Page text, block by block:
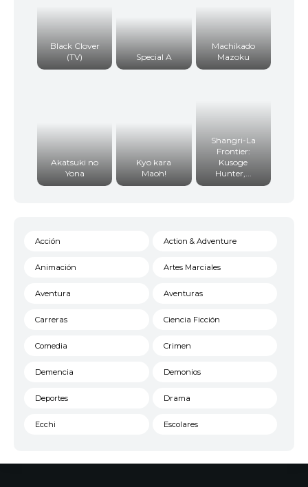
Black Clover
(TV)
Special A
Machikado
Mazoku
Akatsuki no
Yona
Kyo kara
Maoh!
Shangri-La
Frontier:
Kusoge
Hunter,...
Acción Action & Adventure
Animación Artes Marciales
Aventura Aventuras
Carreras Ciencia Ficción
Comedia Crimen
Demencia Demonios
Deportes Drama
Ecchi Escolares